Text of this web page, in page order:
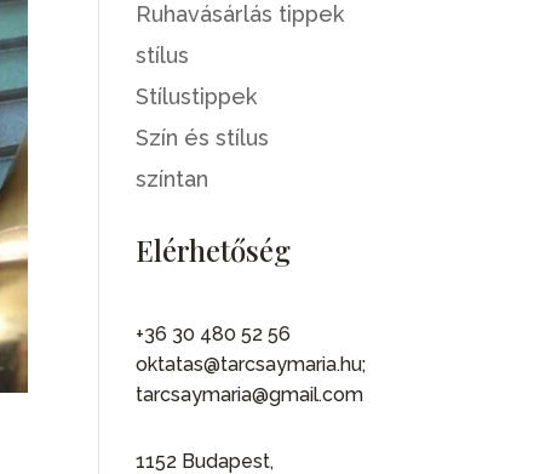
Ruhavásárlás tippek
stílus
Stílustippek
Szín és stílus
színtan
Elérhetőség
+36 30 480 52 56
oktatas@tarcsaymaria.hu;
tarcsaymaria@gmail.com
1152 Budapest,